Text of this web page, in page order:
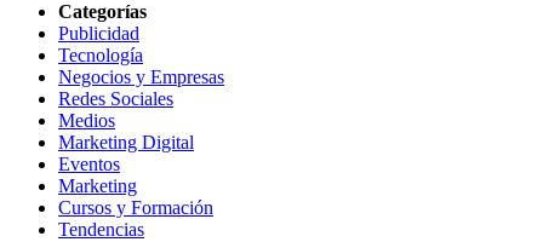
Categorías
Publicidad
Tecnología
Negocios y Empresas
Redes Sociales
Medios
Marketing Digital
Eventos
Marketing
Cursos y Formación
Tendencias